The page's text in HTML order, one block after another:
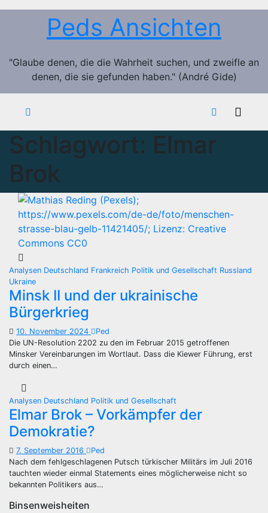
Zum
Peds Ansichten
"Glaube denen, die die Wahrheit suchen, und zweifle an
denen, die sie gefunden haben." (André Gide)
Schlagwort: Elmar
Brok
Analysen Deutschland Frankreich Politik und Gesellschaft Russland
Ukraine
Minsk II und der ukrainische
Bürgerkrieg
10. November 2024
Ped
Die UN-Resolution 2202 zu den im Februar 2015 getroffenen
Minsker Vereinbarungen im Wortlaut. Dass die Kiewer Führung, erst
durch einen…
Analysen Deutschland Politik und Gesellschaft
Elmar Brok – Vorkämpfer der
Demokratie?
7. September 2016
Ped
Nach dem fehlgeschlagenen Putsch türkischer Militärs im Juli 2016
tauchten wieder einmal Statements eines möglicherweise nicht so
bekannten Politikers aus…
Binsenweisheiten